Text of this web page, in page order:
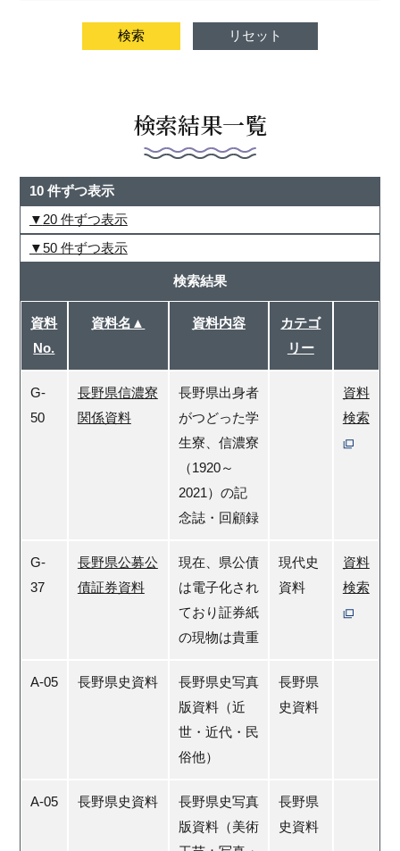
検索結果一覧
10 件ずつ表示
20 件ずつ表示
50 件ずつ表示
検索結果
資料
No.
資料名▲ 資料内容
カテゴ
リー
G-
50
長野県信濃寮
関係資料
長野県出身者
がつどった学
生寮、信濃寮
（1920～
2021）の記
念誌・回顧録
資料
検索
G-
37
長野県公募公
債証券資料
現在、県公債
は電子化され
ており証券紙
の現物は貴重
現代史
資料
資料
検索
A-05 長野県史資料
長野県史写真
版資料（近
世・近代・民
俗他）
長野県
史資料
A-05 長野県史資料
長野県史写真
版資料（美術
長野県
史資料